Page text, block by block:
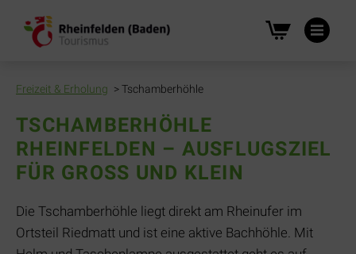
Freizeit & Erholung Tschamberhöhle
TSCHAMBERHÖHLE
RHEINFELDEN – AUSFLUGSZIEL
FÜR GROSS UND KLEIN
Die Tschamberhöhle liegt direkt am Rheinufer im
Ortsteil Riedmatt und ist eine aktive Bachhöhle. Mit